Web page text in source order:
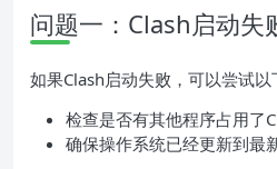
问题一：Clash启动失
如果Clash启动失败，可以尝试以
检查是否有其他程序占用了
确保操作系统已经更新到最